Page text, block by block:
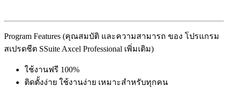
Program Features (คุณสมบัติ และความสามารถ ของ โปรแกรม
สเปรดชีต SSuite Axcel Professional เพิ่มเติม)
ใช้งานฟรี 100%
ติดตั้งง่าย ใช้งานง่าย เหมาะสำหรับทุกคน